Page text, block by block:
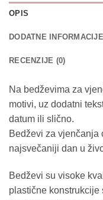
OPIS
DODATNE INFORMACIJE
RECENZIJE (0)
Na bedževima za
motivi, uz dodatni
datum ili slično.
Bedževi za vjenčanja
najsvečaniji dan u
Bedževi su visoke
plastične konstrukcije